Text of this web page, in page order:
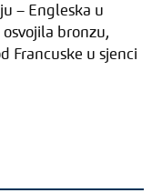
– Engleska u
bronzu,
Francuske u sjenci